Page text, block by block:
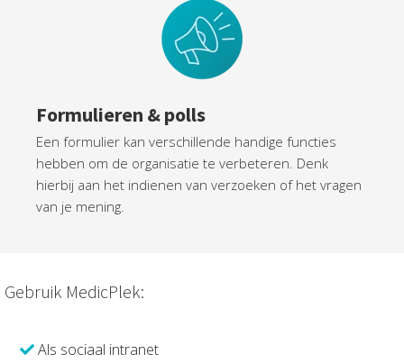
Formulieren & polls
Een formulier kan verschillende handige functies
hebben om de organisatie te verbeteren. Denk
hierbij aan het indienen van verzoeken of het vragen
van je mening.
Gebruik MedicPlek:
Als sociaal intranet